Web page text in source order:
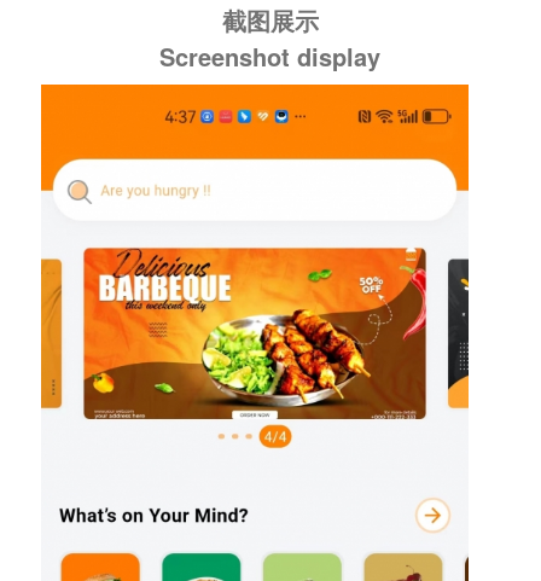
截图展示
Screenshot display